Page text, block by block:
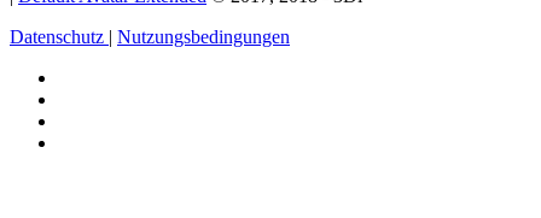
Datenschutz | Nutzungsbedingungen